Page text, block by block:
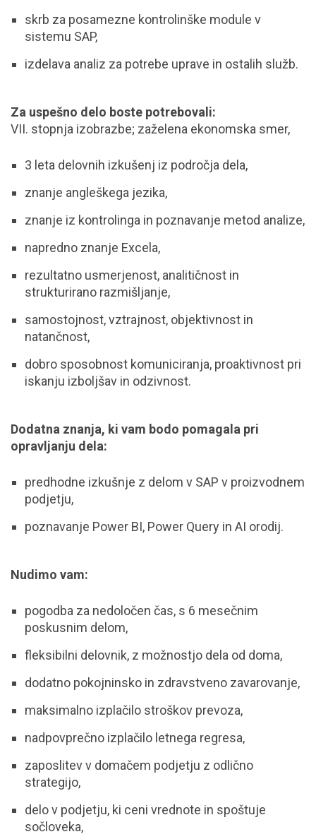
skrb za posamezne kontrolinške module v
sistemu SAP,
izdelava analiz za potrebe uprave in ostalih služb.
Za uspešno delo boste potrebovali:
VII. stopnja izobrazbe; zaželena ekonomska smer,
3 leta delovnih izkušenj iz področja dela,
znanje angleškega jezika,
znanje iz kontrolinga in poznavanje metod analize,
napredno znanje Excela,
rezultatno usmerjenost, analitičnost in
strukturirano razmišljanje,
samostojnost, vztrajnost, objektivnost in
natančnost,
dobro sposobnost komuniciranja, proaktivnost pri
iskanju izboljšav in odzivnost.
Dodatna znanja, ki vam bodo pomagala pri
opravljanju dela:
predhodne izkušnje z delom v SAP v proizvodnem
podjetju,
poznavanje Power BI, Power Query in AI orodij.
Nudimo vam:
pogodba za nedoločen čas, s 6 mesečnim
poskusnim delom,
fleksibilni delovnik, z možnostjo dela od doma,
dodatno pokojninsko in zdravstveno zavarovanje,
maksimalno izplačilo stroškov prevoza,
nadpovprečno izplačilo letnega regresa,
zaposlitev v domačem podjetju z odlično
strategijo,
delo v podjetju, ki ceni vrednote in spoštuje
sočloveka,